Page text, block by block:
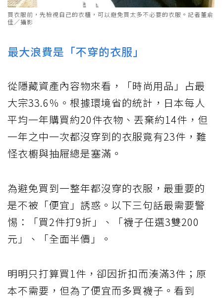
買衣服前，先檢視自己的衣櫃，可以避免買太多不必要的衣服。記者董俞
佳／攝影
最大浪費是「不穿的衣服」
從隱藏資產內容物來看，「時尚用品」占最
大宗33.6％。根據環境省的統計，日本每人
平均一年購買約20件衣物、丟棄約14件，但
一年之中一次都沒穿到的衣服竟有23件，難
怪衣櫥與抽屜總是塞滿。
為避免買到一整年都沒穿的衣服，最重要的
是不被「便宜」誘惑。以下三句話最需要警
惕：「買2件打9折」、「襪子任選3雙200
元」、「全面半價」。
明明只打算買1件，卻因折扣而湊滿3件；原
本不需要，但為了便宜而多買襪子。看到